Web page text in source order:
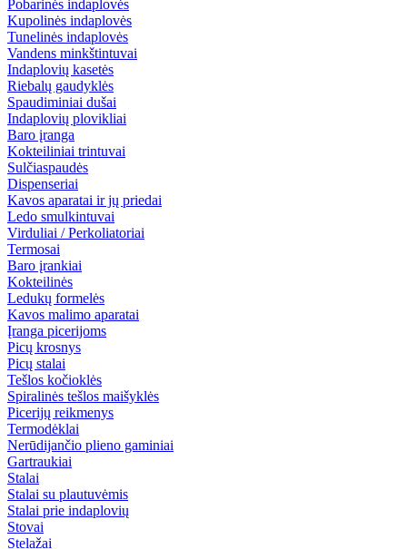
Pobarinės indaplovės
Kupolinės indaplovės
Tunelinės indaplovės
Vandens minkštintuvai
Indaplovių kasetės
Riebalų gaudyklės
Spaudiminiai dušai
Indaplovių plovikliai
Baro įranga
Kokteiliniai trintuvai
Sulčiaspaudės
Dispenseriai
Kavos aparatai ir jų priedai
Ledo smulkintuvai
Virduliai / Perkoliatoriai
Termosai
Baro įrankiai
Kokteilinės
Ledukų formelės
Kavos malimo aparatai
Įranga picerijoms
Picų krosnys
Picų stalai
Tešlos kočioklės
Spiralinės tešlos maišyklės
Picerijų reikmenys
Termodėklai
Nerūdijančio plieno gaminiai
Gartraukiai
Stalai
Stalai su plautuvėmis
Stalai prie indaplovių
Stovai
Stelažai